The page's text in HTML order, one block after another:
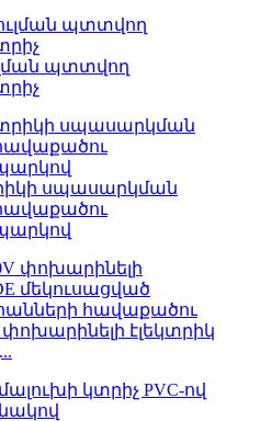
պտտվող
սպասարկման
փոխարինելի էլեկտրիկ